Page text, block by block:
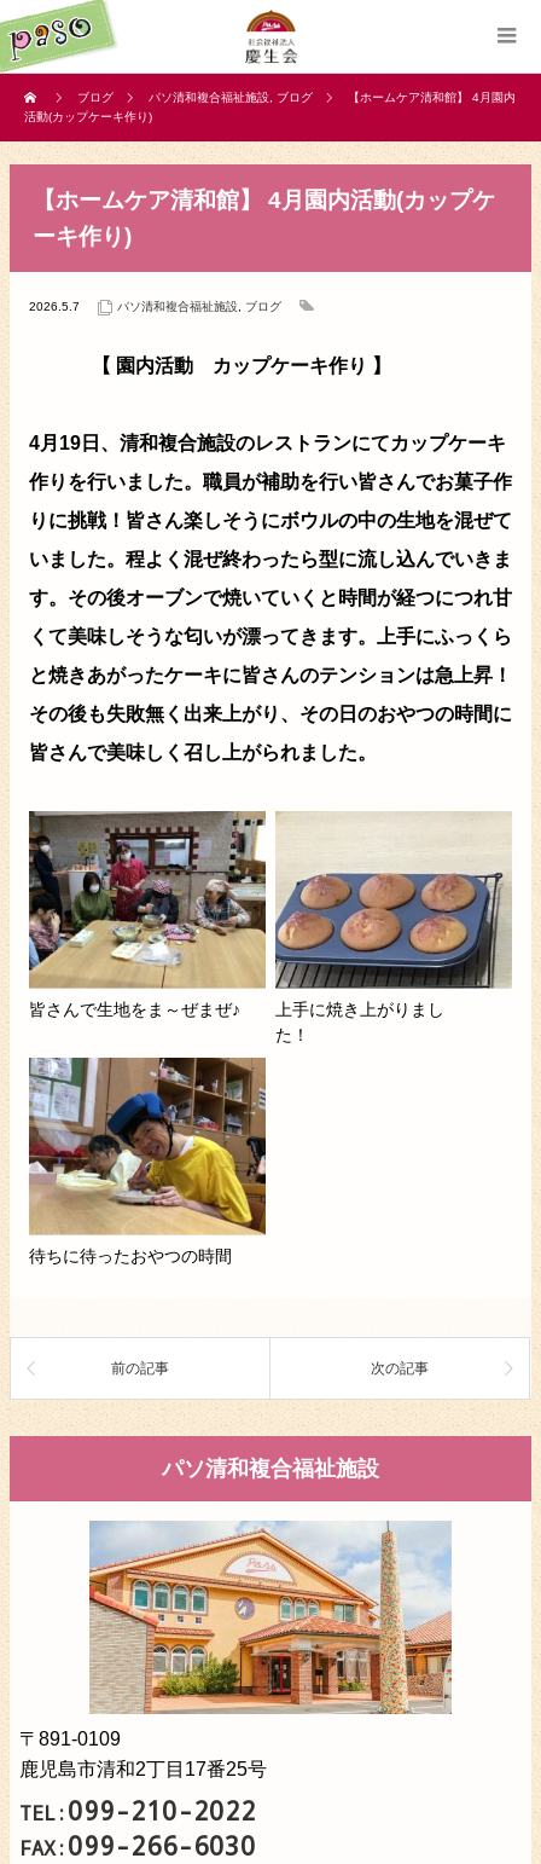
ブログ パソ清和複合福祉施設 ブログ
【ホームケア清和館】 4月園内
活動(カップケーキ作り)
【ホームケア清和館】 4月園内活動(カップケ
ーキ作り)
2026.5.7 パソ清和複合福祉施設 ブログ
【 園内活動 カップケーキ作り 】
4月19日、清和複合施設のレストランにてカップケーキ
作りを行いました。職員が補助を行い皆さんでお菓子作
りに挑戦！皆さん楽しそうにボウルの中の生地を混ぜて
いました。程よく混ぜ終わったら型に流し込んでいきま
す。その後オーブンで焼いていくと時間が経つにつれ甘
くて美味しそうな匂いが漂ってきます。上手にふっくら
と焼きあがったケーキに皆さんのテンションは急上昇！
その後も失敗無く出来上がり、その日のおやつの時間に
皆さんで美味しく召し上がられました。
皆さんで生地をま～ぜまぜ♪
上手に焼き上がりまし
た！
待ちに待ったおやつの時間
前の記事 次の記事
パソ清和複合福祉施設
〒891-0109
鹿児島市清和2丁目17番25号
TEL:099-210-2022
FAX:099-266-6030